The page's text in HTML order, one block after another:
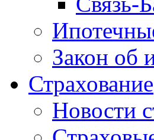
Закон об
Страхование
Новости